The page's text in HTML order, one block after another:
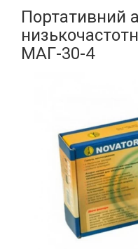
Портативний
МАГ-30-4